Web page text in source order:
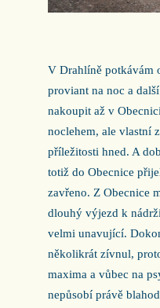
V Drahlíně potkávám
proviant na noc a
nakoupit až v
noclehem, ale vlastní
příležitosti hned. A
totiž do Obecnice
zavřeno. Z Obecnice
dlouhý výjezd k
velmi unavující.
několikrát zívnul,
maxima a vůbec na
nepůsobí právě